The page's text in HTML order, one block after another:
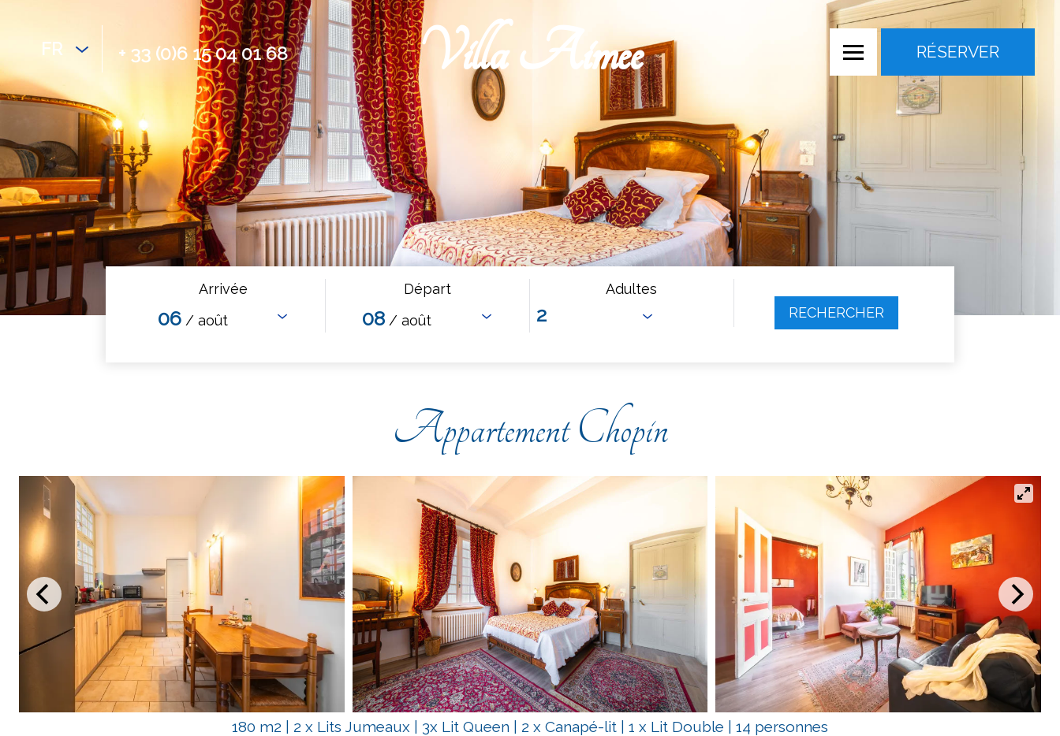
FR + 33 (0)6 15 04 01 68 Villa Aimee RÉSERVER
Arrivée
06 / août
Départ
08 / août
Adultes
RECHERCHER
Appartement Chopin
180 m2 2 x Lits Jumeaux 3x Lit Queen 2 x Canapé-lit 1 x Lit Double 14 personnes